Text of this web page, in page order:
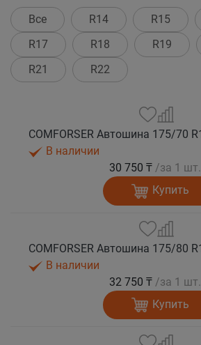
Все R14 R15
R17
R18 R19
R21
R22
В наличии
30 750 ₸ /за 1 шт.
Купить
В наличии
32 750 ₸ /за 1 шт.
Купить